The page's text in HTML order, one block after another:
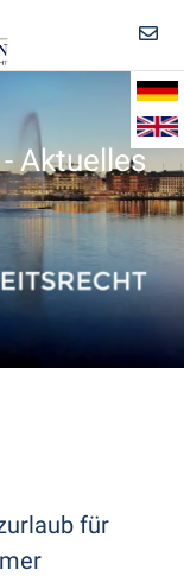
Aktuelles
für